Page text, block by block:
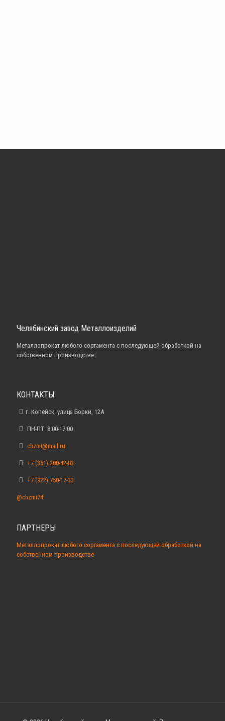
Челябинский завод Металлоизделий
Металлопрокат любого сортамента с последующей обработкой на
собственном производстве
КОНТАКТЫ
г. Копейск, улица Борки, 12А
ПН-ПТ: 8:00-17:00
chzmi@mail.ru
+7 (351) 200-42-03
+7 (922) 750-17-33
@chzmi74
ПАРТНЕРЫ
Металлопрокат любого сортамента с последующей обработкой на
собственном производстве